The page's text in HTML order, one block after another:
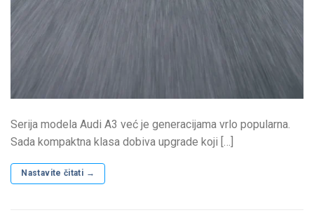
Serija modela Audi A3 već je generacijama vrlo popularna.
Sada kompaktna klasa dobiva upgrade koji […]
Nastavite čitati →